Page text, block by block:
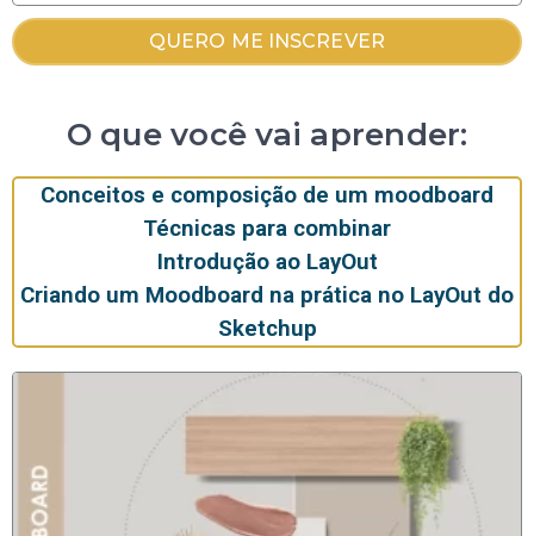
QUERO ME INSCREVER
O que você vai aprender:
Conceitos e composição de um moodboard
Técnicas para combinar
Introdução ao LayOut
Criando um Moodboard na prática no LayOut do
Sketchup